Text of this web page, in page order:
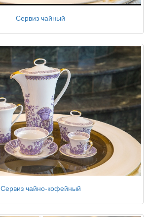
Сервиз чайный
Сервиз чайно-кофейный